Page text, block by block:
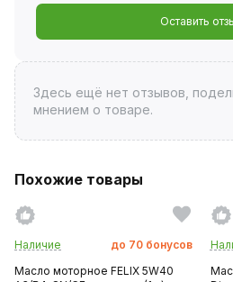
Оставить
Здесь ещё нет отзывов,
мнением о товаре.
Похожие товары
Наличие до 70 бонусов
Масло моторное FELIX 5W40